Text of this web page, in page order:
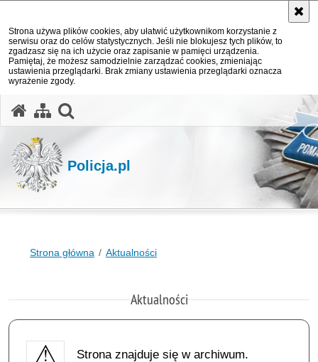
Strona używa plików cookies, aby ułatwić użytkownikom korzystanie z
serwisu oraz do celów statystycznych. Jeśli nie blokujesz tych plików, to
zgadzasz się na ich użycie oraz zapisanie w pamięci urządzenia.
Pamiętaj, że możesz samodzielnie zarządzać cookies, zmieniając
ustawienia przeglądarki. Brak zmiany ustawienia przeglądarki oznacza
wyrażenie zgody.
Policja.pl
Strona główna Aktualności
Aktualności
Strona znajduje się w archiwum.